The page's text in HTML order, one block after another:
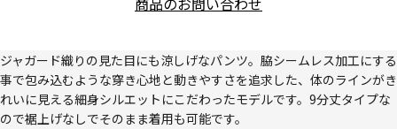
ジャガード織りの見た目にも涼しげなパンツ。脇シームレス加工にする
事で包み込むような穿き心地と動きやすさを追求した、体のラインがき
れいに見える細身シルエットにこだわったモデルです。9分丈タイプな
ので裾上げなしでそのまま着用も可能です。